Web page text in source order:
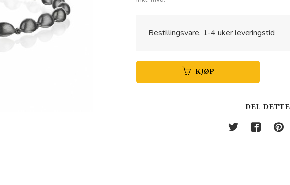
Bestillingsvare, 1-4 uker leveringstid
KJØP
DEL DETTE